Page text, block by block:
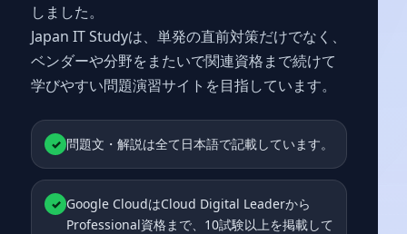
しました。
Japan IT Studyは、単発の直前対策だけでなく、
ベンダーや分野をまたいで関連資格まで続けて
学びやすい問題演習サイトを目指しています。
✓ 問題文・解説は全て日本語で記載しています。
✓ Google CloudはCloud Digital Leaderから
Professional資格まで、10試験以上を掲載して